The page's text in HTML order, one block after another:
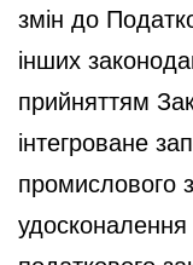
змін до
інших
прийняттям
інтегроване
промислового